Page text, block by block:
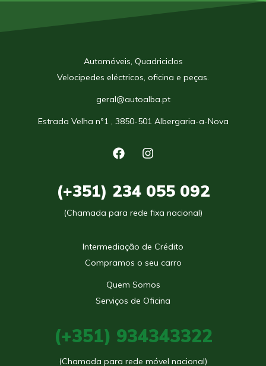
Automóveis, Quadriciclos
Velocipedes eléctricos, oficina e peças.
geral@autoalba.pt
Estrada Velha nº1 , 3850-501 Albergaria-a-Nova
(+351) 234 055 092
(Chamada para rede fixa nacional)
Intermediação de Crédito
Compramos o seu carro
Quem Somos
Serviços de Oficina
(+351) 934343322
(Chamada para rede móvel nacional)